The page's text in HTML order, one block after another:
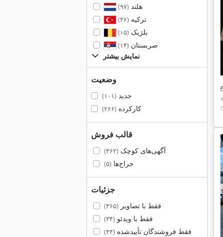
هلند(۹۷)
ترکیه(۳۶)
بلژیک(۱۵)
صربستان(۱۴)
نمایش بیشتر
وضعیت
جدید(۱۰۱)
کارکرده(۲۶۶)
قالب فروش
آگهی‌های کوچک(۳۶۲)
حراج‌ها(۵)
جزئیات
فقط با تصاویر(۳۶۵)
فقط با ویدئو(۳۴)
فقط فروشندگان تأییدشده(۳۴)